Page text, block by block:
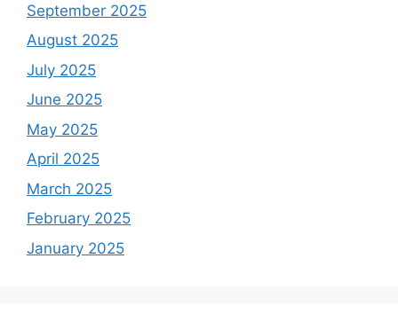
September 2025
August 2025
July 2025
June 2025
May 2025
April 2025
March 2025
February 2025
January 2025